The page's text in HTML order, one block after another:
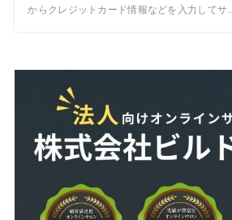
からクレジットカード情報などを入力してサ...